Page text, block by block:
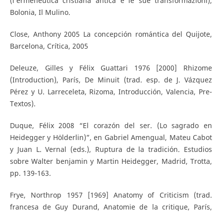
Bolonia, Il Mulino.
Close, Anthony 2005 La concepción romántica del Quijote,
Barcelona, Crítica, 2005
Deleuze, Gilles y Félix Guattari 1976 [2000] Rhizome
(Introduction), París, De Minuit (trad. esp. de J. Vázquez
Pérez y U. Larreceleta, Rizoma, Introducción, Valencia, Pre-
Textos).
Duque, Félix 2008 “El corazón del ser. (Lo sagrado en
Heidegger y Hölderlin)”, en Gabriel Amengual, Mateu Cabot
y Juan L. Vernal (eds.), Ruptura de la tradición. Estudios
sobre Walter benjamin y Martin Heidegger, Madrid, Trotta,
pp. 139-163.
Frye, Northrop 1957 [1969] Anatomy of Criticism (trad.
francesa de Guy Durand, Anatomie de la critique, París,